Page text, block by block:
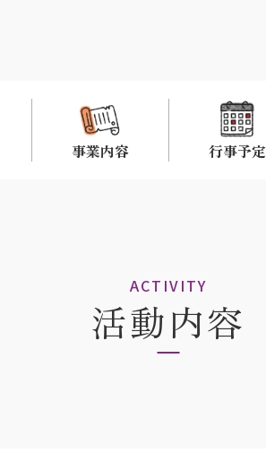
事業内容 行事予定
ACTIVITY
活動内容